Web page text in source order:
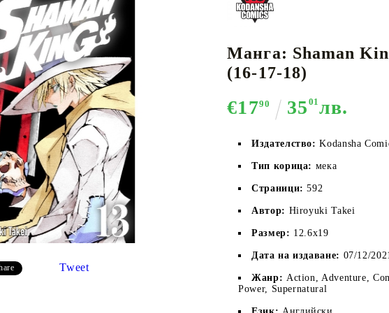
CARD GAME
АКСЕСОАРИ ЗА КАРТОВИ
ИГРИ
Кутии за съхранение
Протектори за карти
Подложки/Матове
Класьори за карти
НАСИПНИ КАРТИ
К-ПОП ДРУГИ
Tweet
Манга: Shaman
(16-17-18)
€1790 35 01 лв.
Издателство:Kodansha
Тип корица: мека
Страници: 592
Автор: Hiroyuki Takei
Размер: 12.6x19
Дата на издаване: 07/12/2021
Жанр: Action, Adventure,
Power, Supernatural